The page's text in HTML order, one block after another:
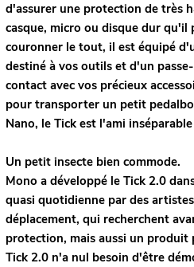
d'assurer une protection de très
casque, micro ou disque dur
couronner le tout, il est équipé
destiné à vos outils et d'un
contact avec vos précieux
pour transporter un petit
Nano, le Tick est l'ami
Un petit insecte bien commode.
Mono a développé le Tick 2.0
quasi quotidienne par des
déplacement, qui recherchent
protection, mais aussi un produit
Tick 2.0 n'a nul besoin d'être